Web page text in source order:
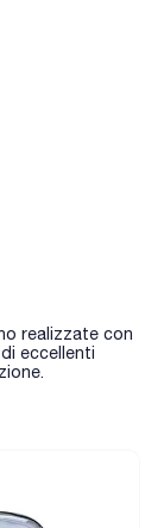
realizzate con
eccellenti